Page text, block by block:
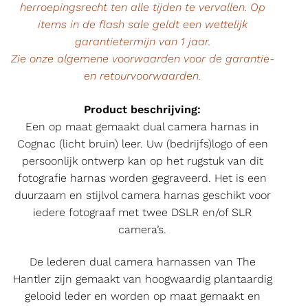
herroepingsrecht ten alle tijden te vervallen. Op
items in de flash sale geldt een wettelijk
garantietermijn van 1 jaar.
Zie onze algemene voorwaarden voor de garantie-
en retourvoorwaarden.
Product beschrijving:
Een op maat gemaakt dual camera harnas in
Cognac (licht bruin) leer. Uw (bedrijfs)logo of een
persoonlijk ontwerp kan op het rugstuk van dit
fotografie harnas worden gegraveerd. Het is een
duurzaam en stijlvol camera harnas geschikt voor
iedere fotograaf met twee DSLR en/of SLR
camera’s.
De lederen dual camera harnassen van The
Hantler zijn gemaakt van hoogwaardig plantaardig
gelooid leder en worden op maat gemaakt en